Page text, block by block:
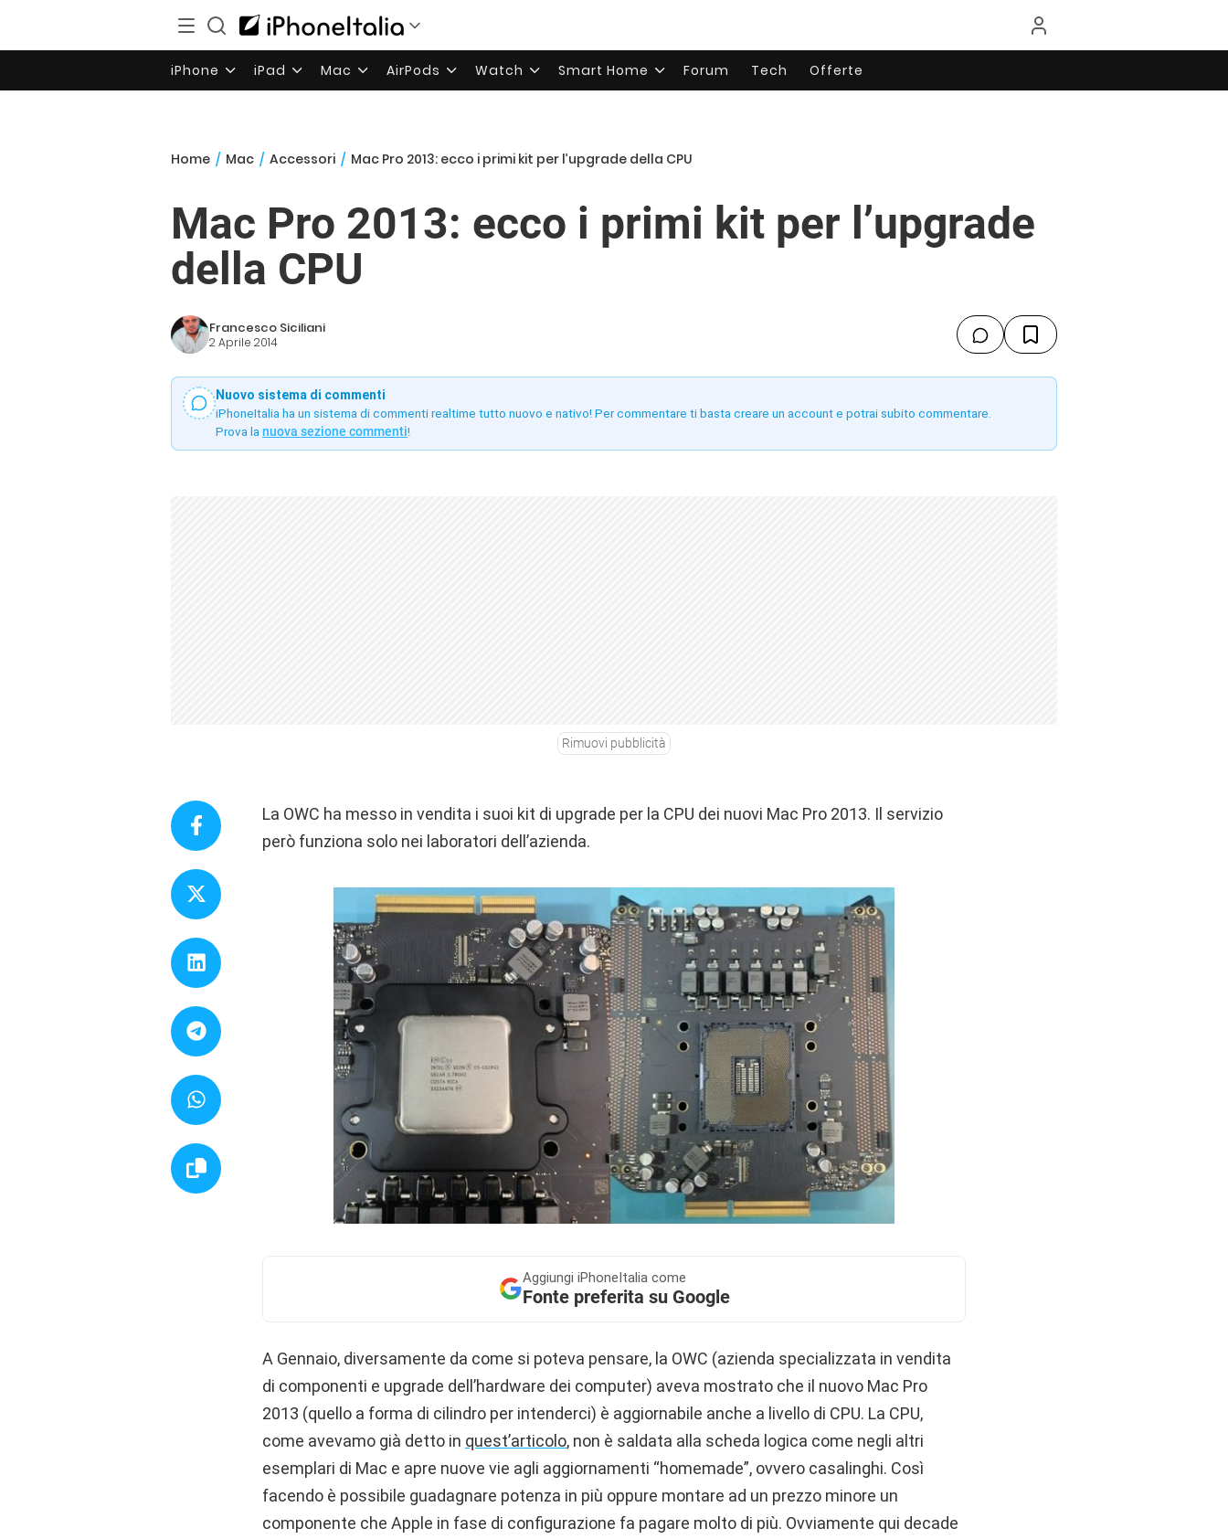
iPhone iPad Mac AirPods Watch Smart Home Forum Tech Offerte
Home / Mac / Accessori / Mac Pro 2013: ecco i primi kit per l’upgrade della CPU
Mac Pro 2013: ecco i primi kit per l’upgrade
della CPU
Francesco Siciliani
2 Aprile 2014
Nuovo sistema di commenti
iPhoneItalia ha un sistema di commenti realtime tutto nuovo e nativo! Per commentare ti basta creare un account e potrai subito commentare.
Prova la nuova sezione commenti!
Rimuovi pubblicità
La OWC ha messo in vendita i suoi kit di upgrade per la CPU dei nuovi Mac Pro 2013. Il servizio
però funziona solo nei laboratori dell’azienda.
Aggiungi iPhoneItalia come
Fonte preferita su Google
A Gennaio, diversamente da come si poteva pensare, la OWC (azienda specializzata in vendita
di componenti e upgrade dell’hardware dei computer) aveva mostrato che il nuovo Mac Pro
2013 (quello a forma di cilindro per intenderci) è aggiornabile anche a livello di CPU. La CPU,
come avevamo già detto in quest’articolo, non è saldata alla scheda logica come negli altri
esemplari di Mac e apre nuove vie agli aggiornamenti “homemade”, ovvero casalinghi. Così
facendo è possibile guadagnare potenza in più oppure montare ad un prezzo minore un
componente che Apple in fase di configurazione fa pagare molto di più. Ovviamente qui decade